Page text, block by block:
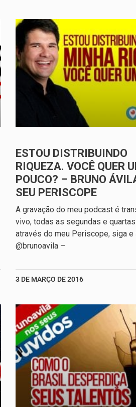
ESTOU DISTRIBUINDO
RIQUEZA. VOCÊ QUER
POUCO? – BRUNO
SEU PERISCOPE
A gravação do meu podcast é
vivo, todas as segundas e
através do meu Periscope, siga
@brunoavila –
3 DE MARÇO DE 2016